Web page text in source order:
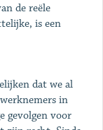
de reële
is een
dat we al
in
gevolgen voor